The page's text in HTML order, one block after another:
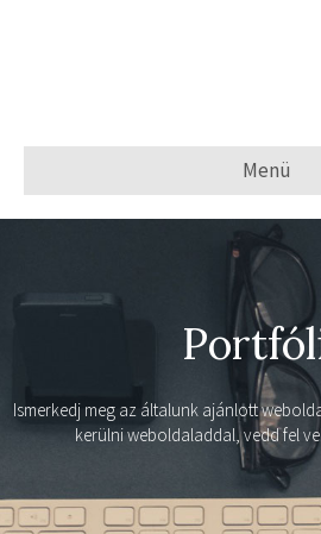
Menü
Ismerkedj meg az általunk ajánlott
kerülni weboldaladdal, vedd fel